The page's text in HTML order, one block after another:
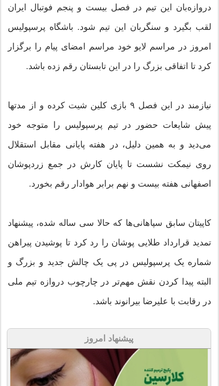
دروازه‌بان این تیم در فصل بیست و پنجم فوتبال ایران
لقب بگیرد و سنگربان این تیم شود. باشگاه پرسپولیس
امروز در مراسم لایو خود مراسم امضای پیام را برگزار
کرد تا اتفاقی بزرگ را در این تابستان رقم زده باشد.
نیازمند در این فصل ۹ بازی کلین شیت کرده و از مدتها
پیش شایعات حضور در تیم پرسپولیس را متوجه خود
می‌دید و به همین دلیل، در هفته پایانی مقابل استقلال
روی نیمکت نشست تا پایان کارش در جمع زردپوشان
اصفهانی هفته بیست و نهم برابر هوادار رقم بخورد.
کاپیتان سابق سپاهانی‌ها که حالا سی ساله شده، پیشنهاد
تمدید قرارداد طلایی پوشان را رد کرد تا پوشیدن پیراهن
شماره یک پرسپولیس در پی یک چالش جدید و بزرگ و
البته پیدا کردن نقش مهم‌تر در چارچوب دروازه تیم ملی
در رقابت با علیرضا بیرانوند باشد.
پیشنهاد امروز